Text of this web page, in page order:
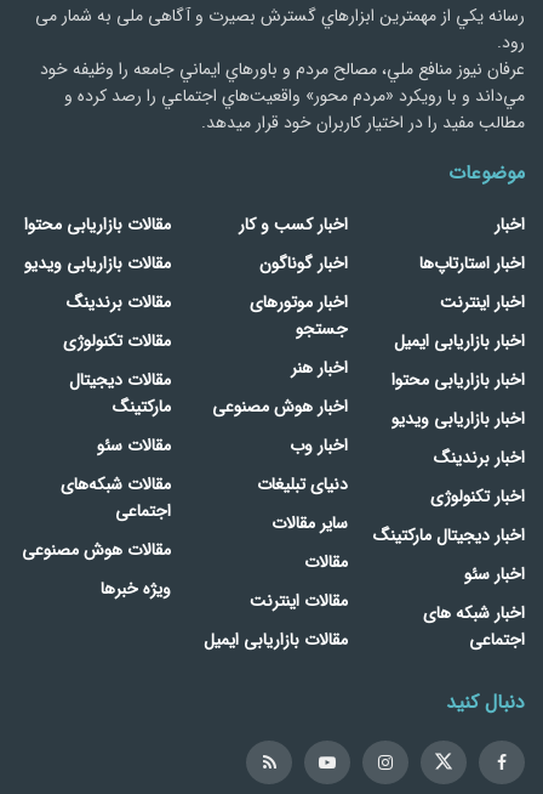
رسانه يكي از مهمترین ابزارهاي گسترش بصیرت و آگاهی ملی به شمار می
رود.
عرفان نیوز منافع ملي، مصالح مردم و باورهاي ايماني جامعه را وظيفه خود
مي‌داند و با رويكرد «مردم‌ محور» واقعيت‌هاي اجتماعي را رصد کرده و
مطالب مفید را در اختیار کاربران خود قرار میدهد.
موضوعات
اخبار
اخبار استارتاپ‌ها
اخبار اینترنت
اخبار بازاریابی ایمیل
اخبار بازاریابی محتوا
اخبار بازاریابی ویدیو
اخبار برندینگ
اخبار تکنولوژی
اخبار دیجیتال مارکتینگ
اخبار سئو
اخبار شبکه های
اجتماعی
اخبار کسب و کار
اخبار گوناگون
اخبار موتورهای
جستجو
اخبار هنر
اخبار هوش مصنوعی
اخبار وب
دنیای تبلیغات
سایر مقالات
مقالات
مقالات اینترنت
مقالات بازاریابی ایمیل
مقالات بازاریابی محتوا
مقالات بازاریابی ویدیو
مقالات برندینگ
مقالات تکنولوژی
مقالات دیجیتال
مارکتینگ
مقالات سئو
مقالات شبکه‌های
اجتماعی
مقالات هوش مصنوعی
ویژه خبرها
دنبال کنید